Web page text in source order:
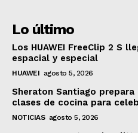
Lo último
Los HUAWEI FreeClip 2 S
espacial y especial
HUAWEI agosto 5, 2026
Sheraton Santiago
clases de cocina para
NOTICIAS agosto 5, 2026